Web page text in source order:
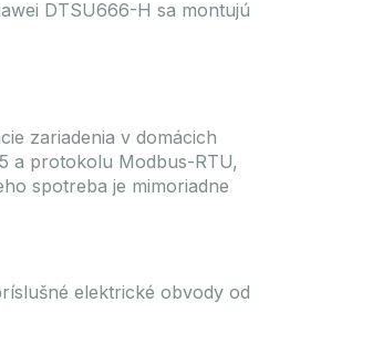
DTSU666-H sa montujú
zariadenia v domácich
a protokolu Modbus-RTU,
spotreba je mimoriadne
elektrické obvody od